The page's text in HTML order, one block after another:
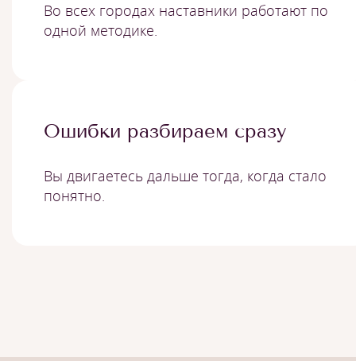
Во всех городах наставники работают по
одной методике.
Ошибки разбираем сразу
Вы двигаетесь дальше тогда, когда стало
понятно.